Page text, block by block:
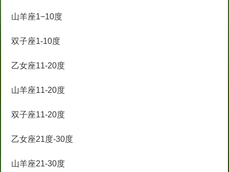
山羊座1−10度
双子座1-10度
乙女座11-20度
山羊座11-20度
双子座11-20度
乙女座21度-30度
山羊座21-30度